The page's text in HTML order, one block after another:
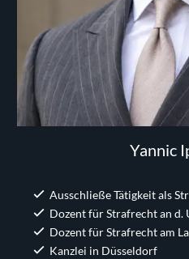
Yannic
Ausschließe Tätigkeit als
Dozent für Strafrecht an
Dozent für Strafrecht am
Kanzlei in Düsseldorf